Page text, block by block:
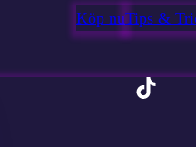
Köp nuTips &
TikTok